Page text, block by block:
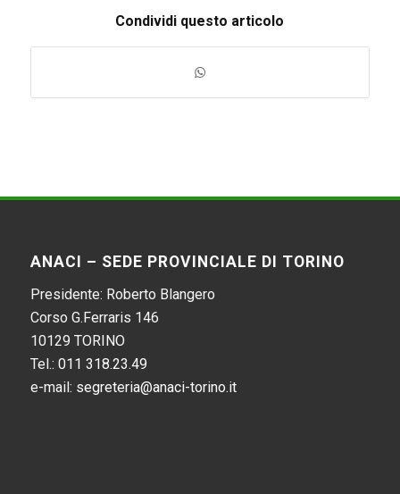
Condividi questo articolo
ANACI – SEDE PROVINCIALE DI TORINO
Presidente: Roberto Blangero
Corso G.Ferraris 146
10129 TORINO
Tel.: 011 318.23.49
e-mail: segreteria@anaci-torino.it